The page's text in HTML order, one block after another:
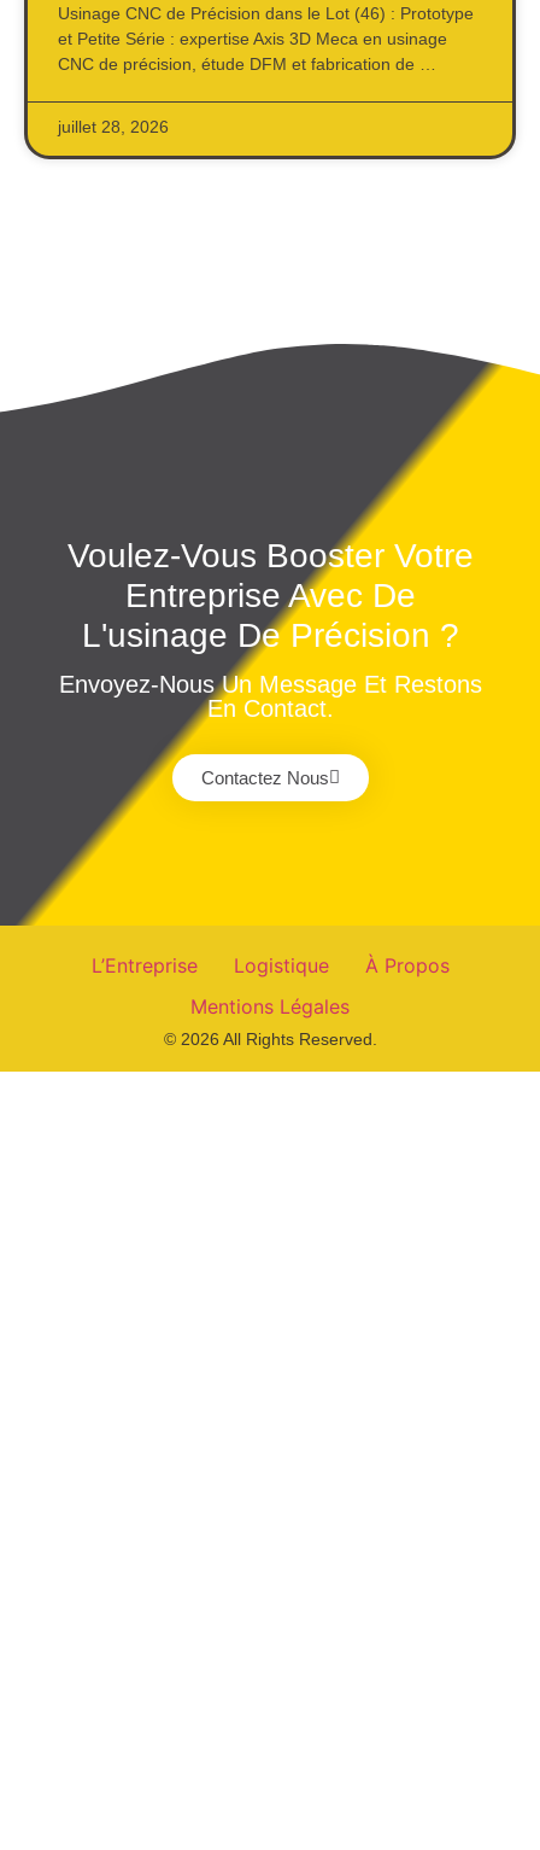
Usinage CNC de Précision dans le Lot (46) : Prototype
et Petite Série : expertise Axis 3D Meca en usinage
CNC de précision, étude DFM et fabrication de …
juillet 28, 2026
Voulez-Vous Booster Votre
Entreprise Avec De
L'usinage De Précision ?
Envoyez-Nous Un Message Et Restons
En Contact.
Contactez Nous
L’Entreprise Logistique
À Propos
Mentions Légales
© 2026 All Rights Reserved.